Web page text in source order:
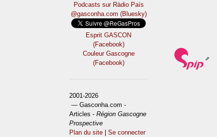
Podcasts sur Ràdio País
@gasconha.com (Bluesky)
Esprit GASCON
(Facebook)
Couleur Gascogne
(Facebook)
2001-2026
— Gasconha.com -
Articles -Région Gascogne
Prospective
Plan du site |Se connecter